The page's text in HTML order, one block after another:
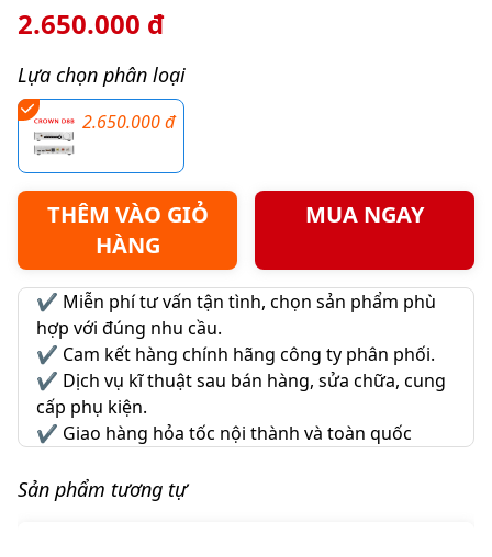
2.650.000 đ
Lựa chọn phân loại
2.650.000 đ
THÊM VÀO GIỎ
HÀNG
MUA NGAY
✔️ Miễn phí tư vấn tận tình, chọn sản phẩm phù
hợp với đúng nhu cầu.
✔️ Cam kết hàng chính hãng công ty phân phối.
✔️ Dịch vụ kĩ thuật sau bán hàng, sửa chữa, cung
cấp phụ kiện.
✔️ Giao hàng hỏa tốc nội thành và toàn quốc
Sản phẩm tương tự